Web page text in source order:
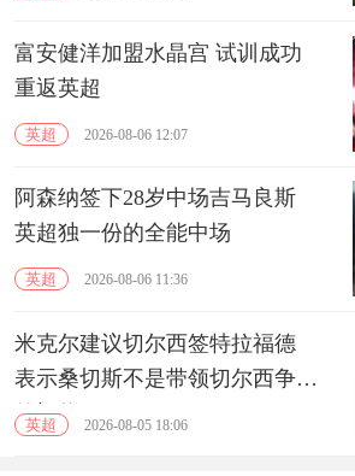
富安健洋加盟水晶宫 试训成功
重返英超
英超 2026-08-06 12:07
阿森纳签下28岁中场吉马良斯
英超独一份的全能中场
英超 2026-08-06 11:36
米克尔建议切尔西签特拉福德
表示桑切斯不是带领切尔西争冠
的门将
英超 2026-08-05 18:06